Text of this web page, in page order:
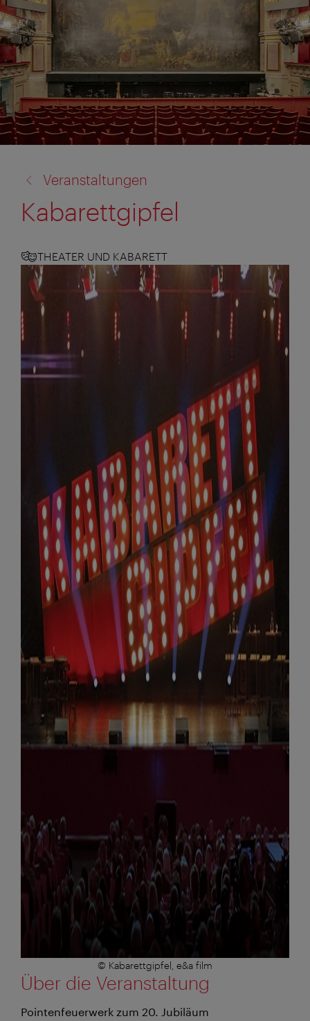
zu:
Veranstaltungen
Kabarettgipfel
THEATER UND KABARETT
© Kabarettgipfel, e&a film
Über die Veranstaltung
Pointenfeuerwerk zum 20. Jubiläum